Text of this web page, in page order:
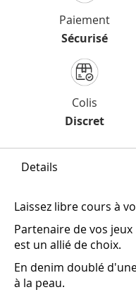
Paiement
Sécurisé
Colis
Discret
Details
Laissez libre cours à
Partenaire de vos
est un allié de choix.
En denim doublé
à la peau.